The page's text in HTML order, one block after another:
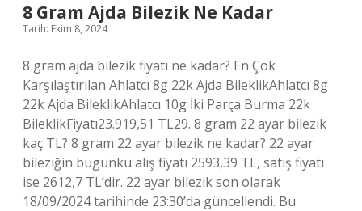
8 Gram Ajda Bilezik Ne Kadar
Tarih: Ekim 8, 2024
8 gram ajda bilezik fiyatı ne kadar? En Çok
Karşılaştırılan Ahlatcı 8g 22k Ajda BileklikAhlatcı 8g
22k Ajda BileklikAhlatcı 10g İki Parça Burma 22k
BileklikFiyatı23.919,51 TL29. 8 gram 22 ayar bilezik
kaç TL? 8 gram 22 ayar bilezik ne kadar? 22 ayar
bileziğin bugünkü alış fiyatı 2593,39 TL, satış fiyatı
ise 2612,7 TL’dir. 22 ayar bilezik son olarak
18/09/2024 tarihinde 23:30’da güncellendi. Bu